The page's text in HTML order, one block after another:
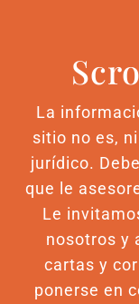
La
sitio no es,
jurídico.
que le
Le
nosotros y
cartas y
ponerse en